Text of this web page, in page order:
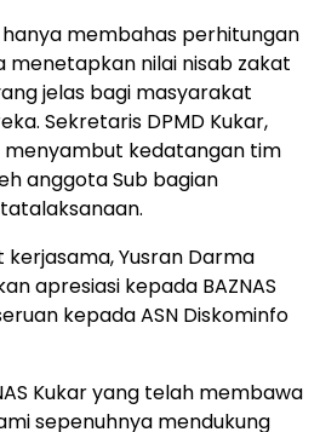
hanya membahas perhitungan
nilai nisab zakat
jelas bagi masyarakat
Sekretaris DPMD Kukar,
menyambut kedatangan tim
anggota Sub bagian
Yusran Darma
apresiasi kepada BAZNAS
kepada ASN Diskominfo
Kukar yang telah membawa
sepenuhnya mendukung